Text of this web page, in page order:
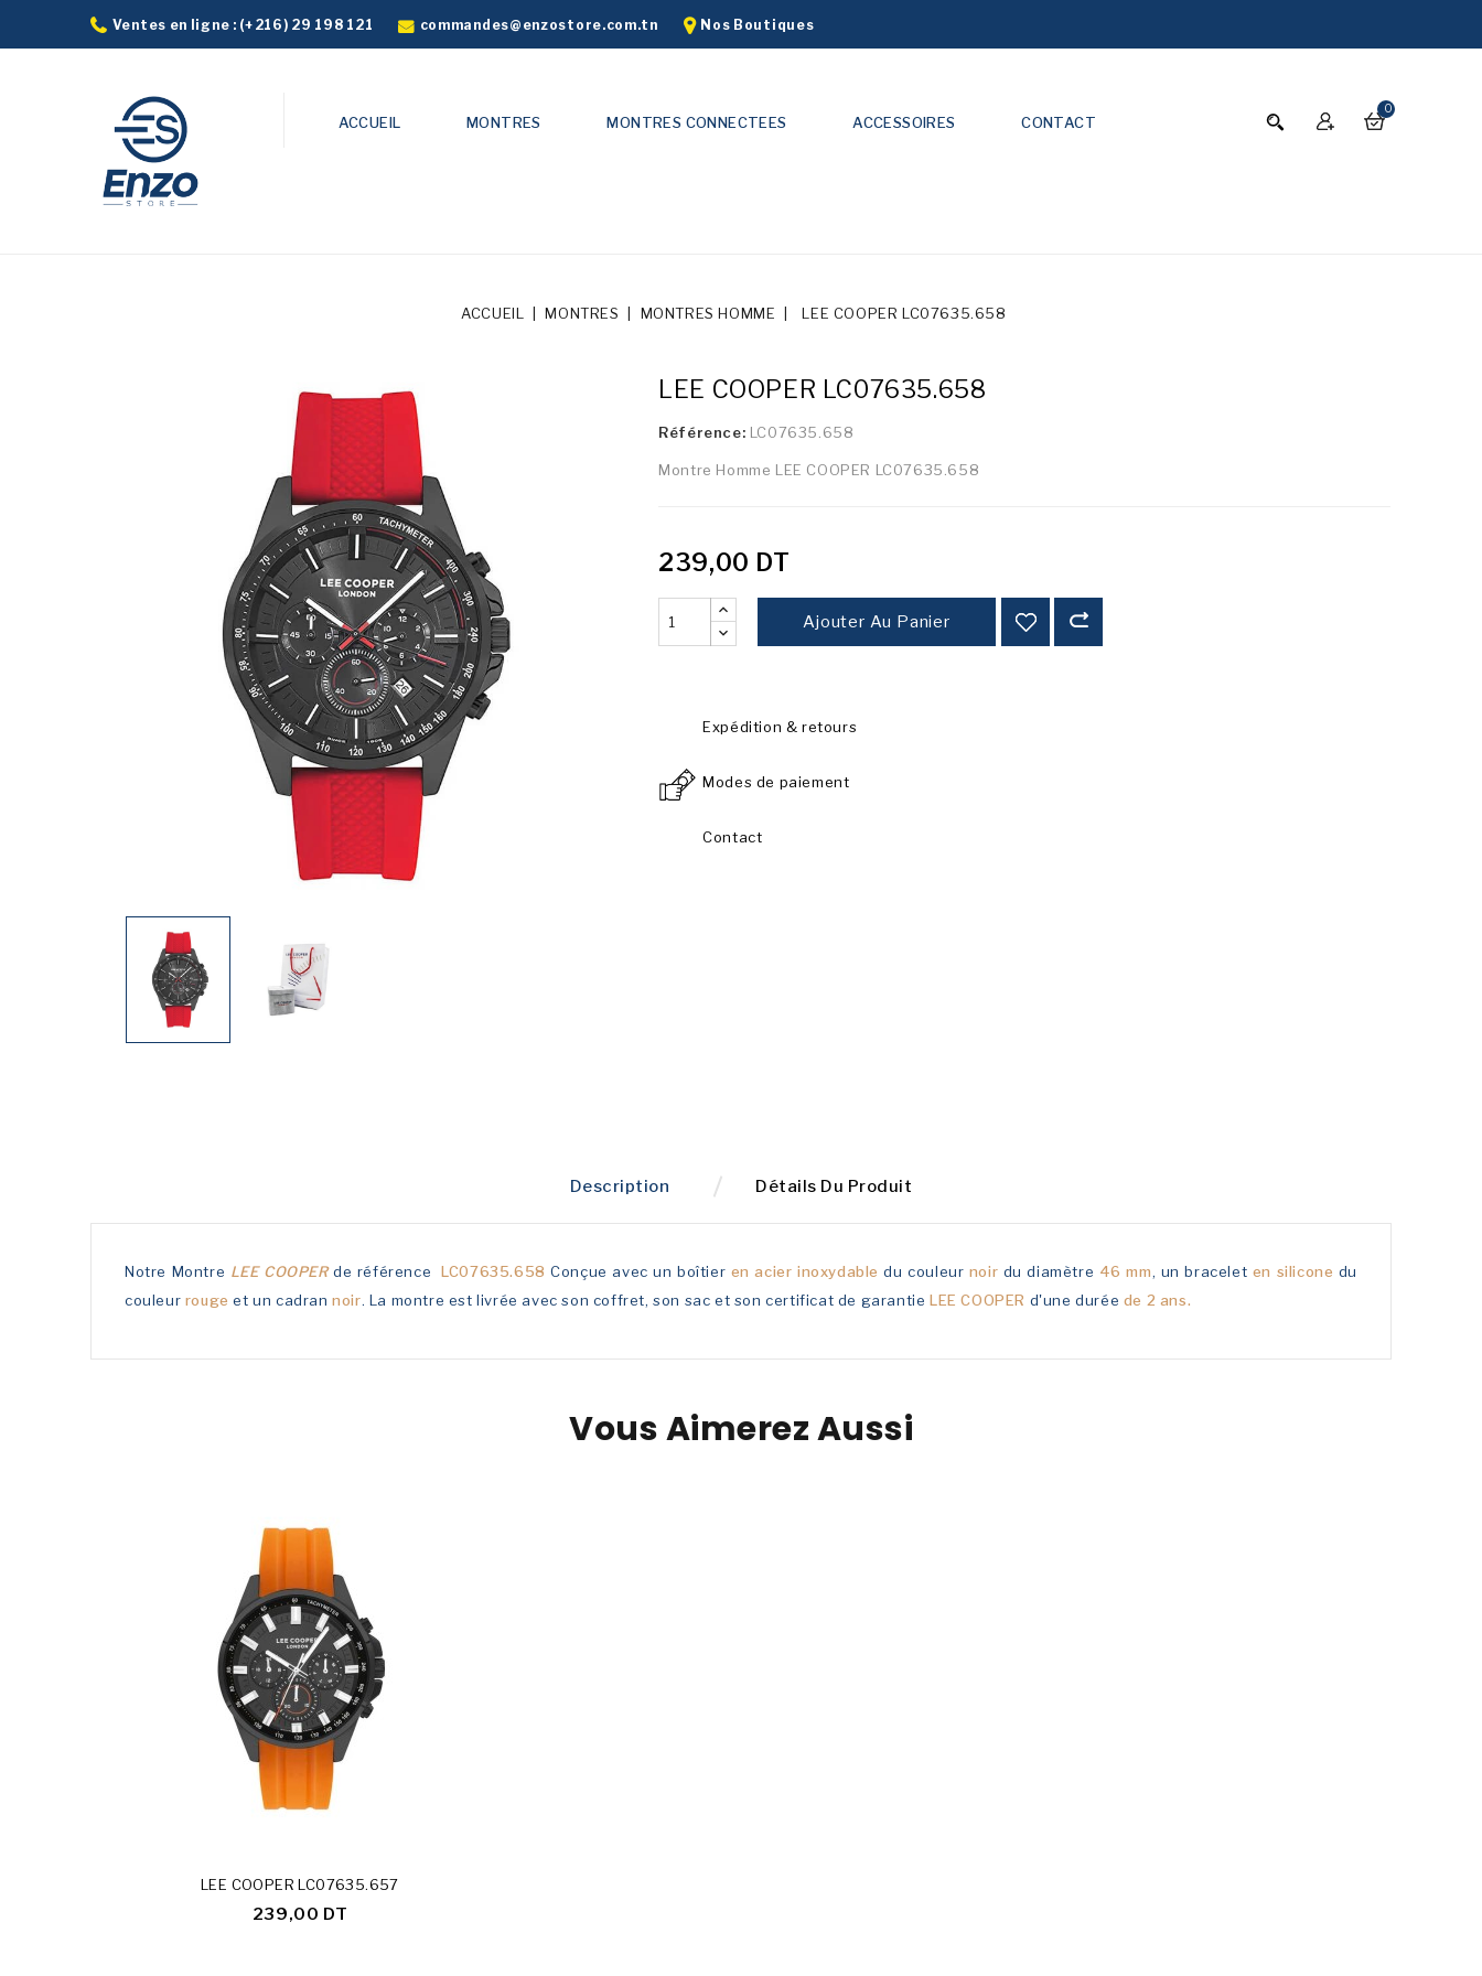
Ventes en ligne : (+216) 29 198 121 commandes@enzostore.com.tn Nos Boutiques
0
ACCUEIL MONTRES MONTRES CONNECTEES ACCESSOIRES CONTACT
ACCUEIL MONTRES MONTRES HOMME LEE COOPER LC07635.658
LEE COOPER LC07635.658
Référence: LC07635.658
Montre Homme LEE COOPER LC07635.658
239,00 DT
Ajouter Au Panier
Expédition & retours
Modes de paiement
Contact
Description Détails Du Produit
Notre Montre LEE COOPERde référenceLC07635.658Conçue avec un boîtier en acier inoxydabledu couleur noir du diamètre 46 mm, un bracelet en silicone du
couleur rougeet un cadran noir. La montre est livrée avec son coffret, son sac et son certificat de garantieLEE COOPER d'une durée de 2 ans.
Vous Aimerez Aussi
LEE COOPER LC07635.657
239,00 DT